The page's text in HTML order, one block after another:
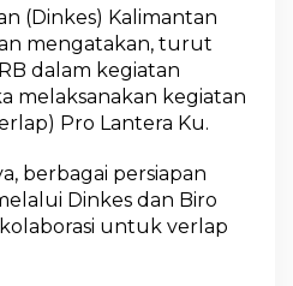
(Dinkes) Kalimantan
mengatakan, turut
dalam kegiatan
melaksanakan kegiatan
Pro Lantera Ku.
berbagai persiapan
Dinkes dan Biro
untuk verlap